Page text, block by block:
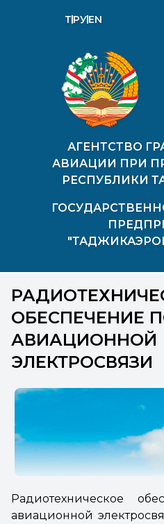
АГЕНТСТВО
АВИАЦИИ ПРИ
РЕСПУБЛИКИ
ТҶ РУEN
ОБЕСПЕЧЕНИЕ
АВИАЦИОННОЙ
ЭЛЕКТРОСВЯЗИ
Радиотехническое
авиационной